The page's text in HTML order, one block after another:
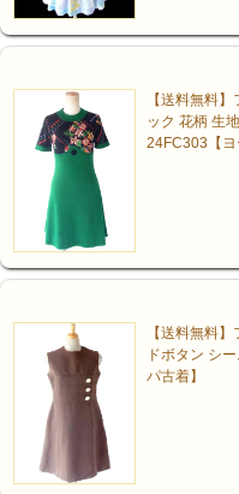
【送料無料
ック 花柄 生
24FC303【ヨ
【送料無料
ドボタン シ
パ古着】